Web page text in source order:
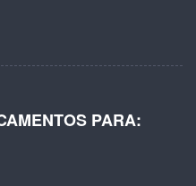
PARA: